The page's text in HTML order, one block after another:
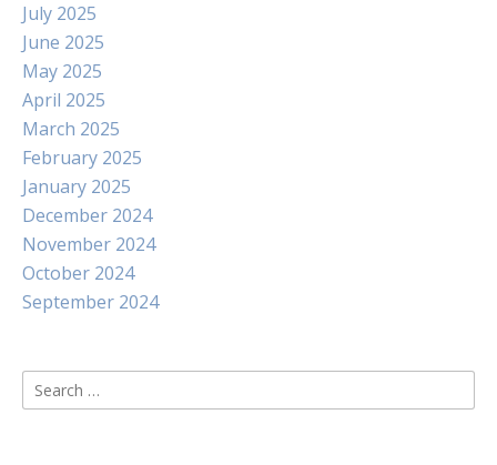
July 2025
June 2025
May 2025
April 2025
March 2025
February 2025
January 2025
December 2024
November 2024
October 2024
September 2024
Search
for: